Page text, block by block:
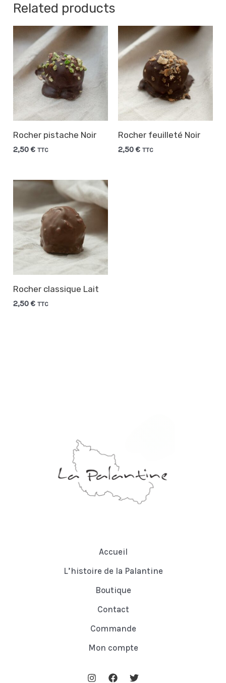
Related products
Rocher pistache Noir
2,50€ TTC
Rocher feuilleté Noir
2,50 € TTC
Rocher classique Lait
2,50€ TTC
Accueil
L’histoire de la Palantine
Boutique
Contact
Commande
Mon compte